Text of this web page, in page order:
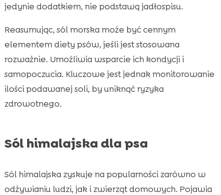
jedynie dodatkiem, nie podstawą jadłospisu.
Reasumując, sól morska może być cennym
elementem diety psów, jeśli jest stosowana
rozważnie. Umożliwia wsparcie ich kondycji i
samopoczucia. Kluczowe jest jednak monitorowanie
ilości podawanej soli, by uniknąć ryzyka
zdrowotnego.
Sól himalajska dla psa
Sól himalajska zyskuje na popularności zarówno w
odżywianiu ludzi, jak i zwierząt domowych. Pojawia